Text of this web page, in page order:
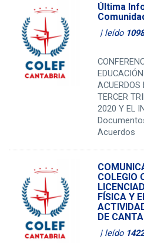
Última
| leído 1098
EDUCACIÓN
ACUERDOS
TERCER
2020 Y EL
Acuerdos
COLEGIO
FÍSICA Y
DE
| leído 1422